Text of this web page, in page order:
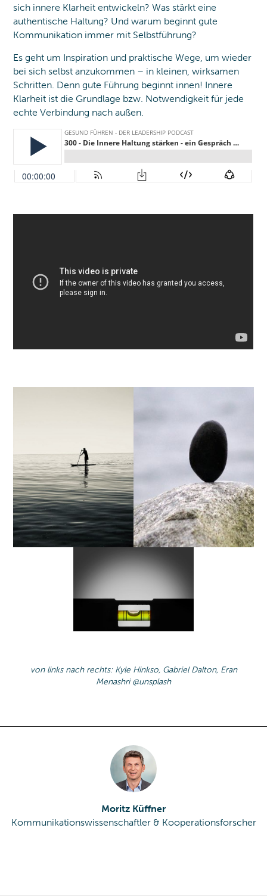
sich innere Klarheit entwickeln? Was stärkt eine
authentische Haltung? Und warum beginnt gute
Kommunikation immer mit Selbstführung?
Es geht um Inspiration und praktische Wege, um wieder
bei sich selbst anzukommen – in kleinen, wirksamen
Schritten. Denn gute Führung beginnt innen! Innere
Klarheit ist die Grundlage bzw. Notwendigkeit für jede
echte Verbindung nach außen.
von links nach rechts: Kyle Hinkso, Gabriel Dalton, Eran
Menashri @unsplash
Moritz Küffner
Kommunikationswissenschaftler & Kooperationsforscher